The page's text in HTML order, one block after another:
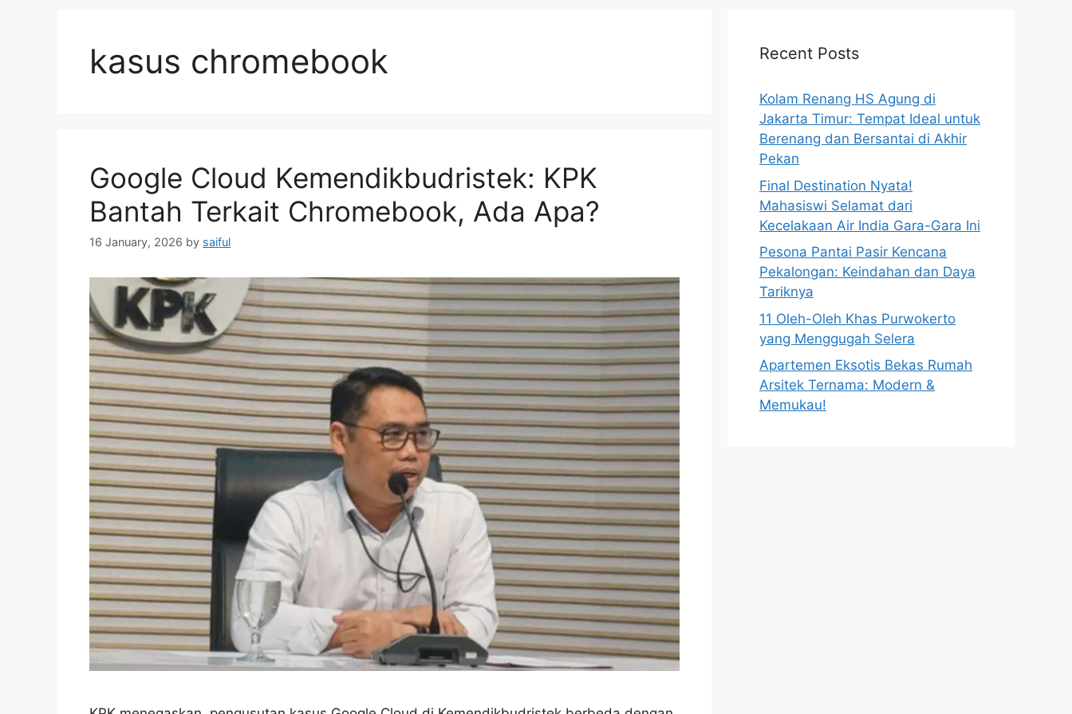
kasus chromebook
Google Cloud Kemendikbudristek: KPK
Bantah Terkait Chromebook, Ada Apa?
16 January, 2026 by saiful
Recent Posts
Kolam Renang HS Agung di
Jakarta Timur: Tempat Ideal untuk
Berenang dan Bersantai di Akhir
Pekan
Final Destination Nyata!
Mahasiswi Selamat dari
Kecelakaan Air India Gara-Gara Ini
Pesona Pantai Pasir Kencana
Pekalongan: Keindahan dan Daya
Tariknya
11 Oleh-Oleh Khas Purwokerto
yang Menggugah Selera
Apartemen Eksotis Bekas Rumah
Arsitek Ternama: Modern &
Memukau!